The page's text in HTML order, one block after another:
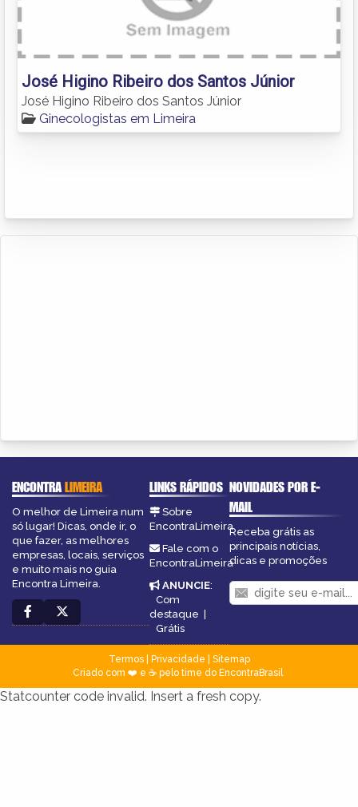
José Higino Ribeiro dos Santos Júnior
José Higino Ribeiro dos Santos Júnior
Ginecologistas em Limeira
ENCONTRALIMEIRA
O melhor de Limeira num
só lugar! Dicas, onde ir, o
que fazer, as melhores
empresas, locais, serviços
e muito mais no guia
Encontra Limeira.
LINKS RÁPIDOS
Sobre
EncontraLimeira
Fale com o
EncontraLimeira
ANUNCIE:
Com
destaque |
Grátis
NOVIDADES POR E-
MAIL
Receba grátis as
principais notícias,
dicas e promoções
Termos| Privacidade
Sitemap
Criado com ❤️ e ☕ pelo time do EncontraBrasil
Statcounter code invalid. Insert a fresh copy.